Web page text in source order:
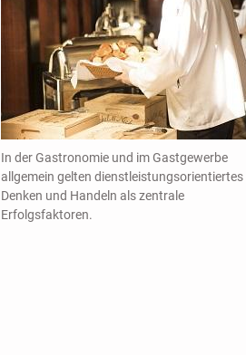
In der Gastronomie und im Gastgewerbe
allgemein gelten dienstleistungsorientiertes
Denken und Handeln als zentrale
Erfolgsfaktoren.